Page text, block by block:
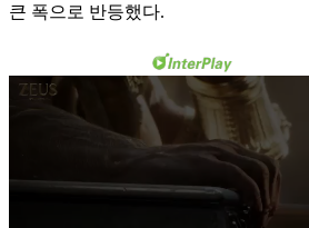
큰 폭으로 반등했다.